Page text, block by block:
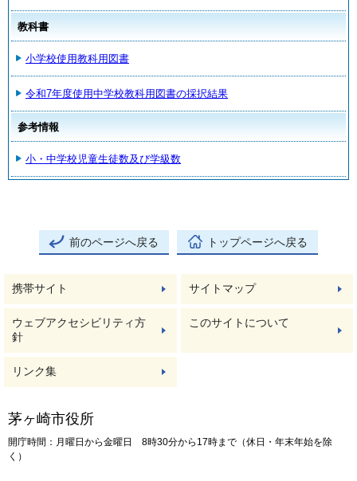
教科書
小学校使用教科用図書
令和7年度使用中学校教科用図書の採択結果
参考情報
小・中学校児童生徒数及び学級数
前のページへ戻る トップページへ戻る
携帯サイト サイトマップ
ウェブアクセシビリティ方
針
このサイトについて
リンク集
茅ヶ崎市役所
開庁時間：月曜日から金曜日 8時30分から17時まで（休日・年末年始を除
く）